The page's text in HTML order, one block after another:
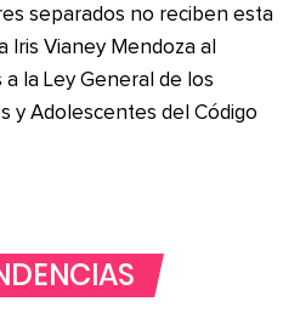
separados no reciben esta
Iris Vianey Mendoza al
la Ley General de los
y Adolescentes del Código